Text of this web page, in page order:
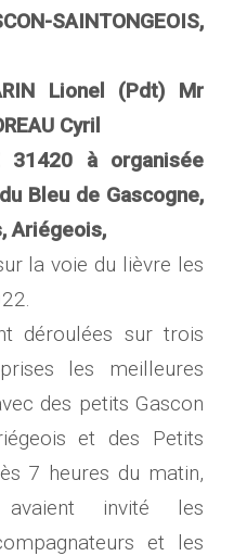
SAINTONGEOIS,
Lionel (Pdt) Mr
Cyril
31420 à organisée
Bleu de Gascogne,
Ariégeois,
la voie du lièvre les
déroulées sur trois
les meilleures
des petits Gascon
et des Petits
7 heures du matin,
avaient invité les
et les